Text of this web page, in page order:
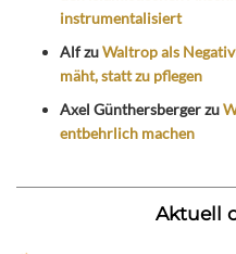
instrumentalisiert
AlfzuWaltrop als
mäht, statt zu pflegen
Axel Günthersbergerzu
entbehrlich machen
Aktuell